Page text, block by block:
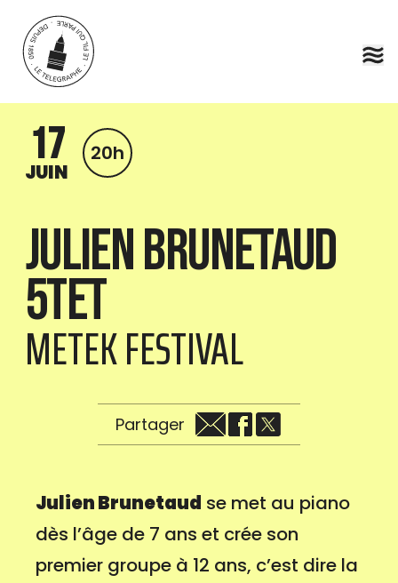
Aller au contenu principal
17
JUIN
20h
Julien Brunetaud
5tet
METEK FESTIVAL
Partager
Julien Brunetaud se met au piano
dès l’âge de 7 ans et crée son
premier groupe à 12 ans, c’est dire la